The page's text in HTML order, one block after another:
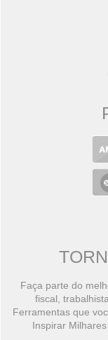
Faça parte do
fiscal,
Ferramentas que
Inspirar